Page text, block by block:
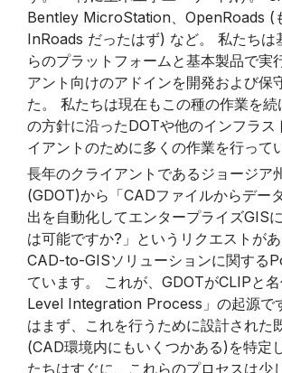
Bentley MicroStation、OpenRoads (
InRoads だったはず) など。 私たちは
らのプラットフォームと基本製品で実
アント向けのアドインを開発および保
た。 私たちは現在もこの種の作業を続
の方針に沿ったDOTや他のインフラス
イアントのために多くの作業を行って
長年のクライアントであるジョージア
(GDOT)から「CADファイルからデー
出を自動化してエンタープライズGIS
は可能ですか?」というリクエストがあ
CAD-to-GISソリューションに関する
ています。 これが、GDOTがCLIPと
Level Integration Process」の起源で
はまず、これを行うために設計された
(CAD環境内にもいくつかある)を特定
たちはすぐに、これらのプロセスは少